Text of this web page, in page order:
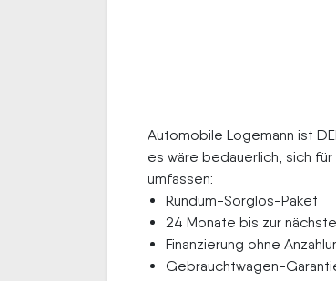
Automobile Logemann ist
es wäre bedauerlich, sich
umfassen:
Rundum-Sorglos-Paket
24 Monate bis zur
Finanzierung ohne
Gebrauchtwagen-